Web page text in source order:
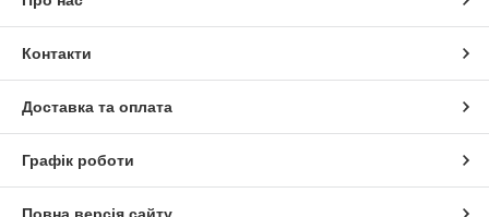
Контакти
Доставка та оплата
Графік роботи